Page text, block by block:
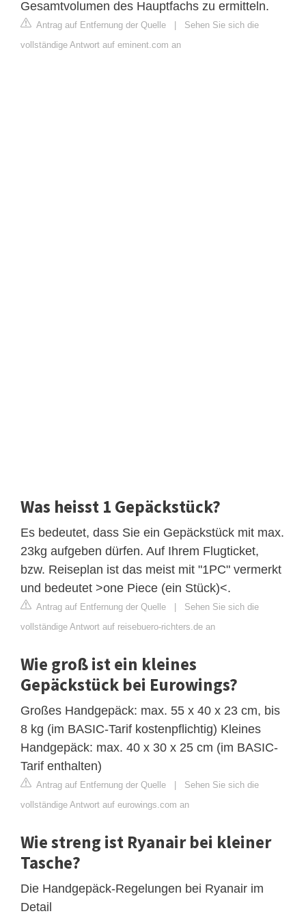
Gesamtvolumen des Hauptfachs zu ermitteln.
Antrag auf Entfernung der Quelle | Sehen Sie sich die
vollständige Antwort auf eminent.com an
Was heisst 1 Gepäckstück?
Es bedeutet, dass Sie ein Gepäckstück mit max.
23kg aufgeben dürfen. Auf Ihrem Flugticket,
bzw. Reiseplan ist das meist mit "1PC" vermerkt
und bedeutet >one Piece (ein Stück)<.
Antrag auf Entfernung der Quelle | Sehen Sie sich die
vollständige Antwort auf reisebuero-richters.de an
Wie groß ist ein kleines
Gepäckstück bei Eurowings?
Großes Handgepäck: max. 55 x 40 x 23 cm, bis
8 kg (im BASIC-Tarif kostenpflichtig) Kleines
Handgepäck: max. 40 x 30 x 25 cm (im BASIC-
Tarif enthalten)
Antrag auf Entfernung der Quelle | Sehen Sie sich die
vollständige Antwort auf eurowings.com an
Wie streng ist Ryanair bei kleiner
Tasche?
Die Handgepäck-Regelungen bei Ryanair im
Detail